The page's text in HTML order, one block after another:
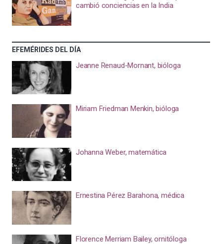
cambió conciencias en la India
EFEMÉRIDES DEL DÍA
Jeanne Renaud-Mornant, bióloga
Miriam Friedman Menkin, bióloga
Johanna Weber, matemática
Ernestina Pérez Barahona, médica
Florence Merriam Bailey, ornitóloga